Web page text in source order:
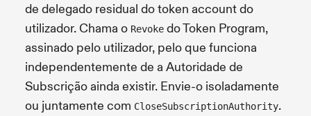
de delegado residual do token account do
utilizador. Chama o Revoke do Token Program,
assinado pelo utilizador, pelo que funciona
independentemente de a Autoridade de
Subscrição ainda existir. Envie-o isoladamente
ou juntamente com CloseSubscriptionAuthority.